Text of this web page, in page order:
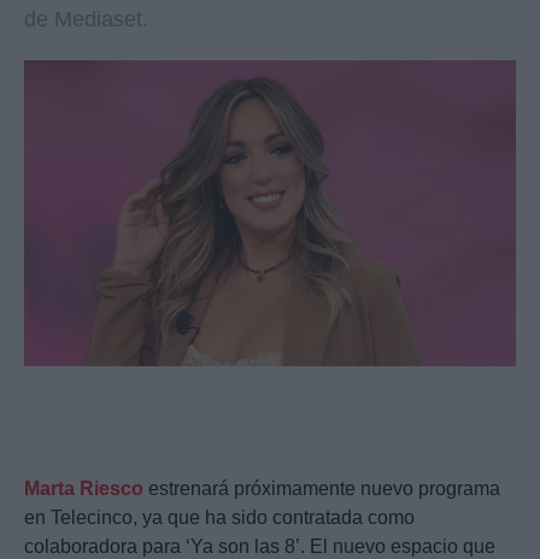
de Mediaset.
Marta Riesco estrenará próximamente nuevo programa
en Telecinco, ya que ha sido contratada como
colaboradora para ‘Ya son las 8’. El nuevo espacio que